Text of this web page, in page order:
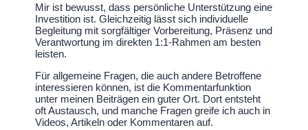
Mir ist bewusst, dass persönliche Unterstützung eine
Investition ist. Gleichzeitig lässt sich individuelle
Begleitung mit sorgfältiger Vorbereitung, Präsenz und
Verantwortung im direkten 1:1-Rahmen am besten
leisten.
Für allgemeine Fragen, die auch andere Betroffene
interessieren können, ist die Kommentarfunktion
unter meinen Beiträgen ein guter Ort. Dort entsteht
oft Austausch, und manche Fragen greife ich auch in
Videos, Artikeln oder Kommentaren auf.